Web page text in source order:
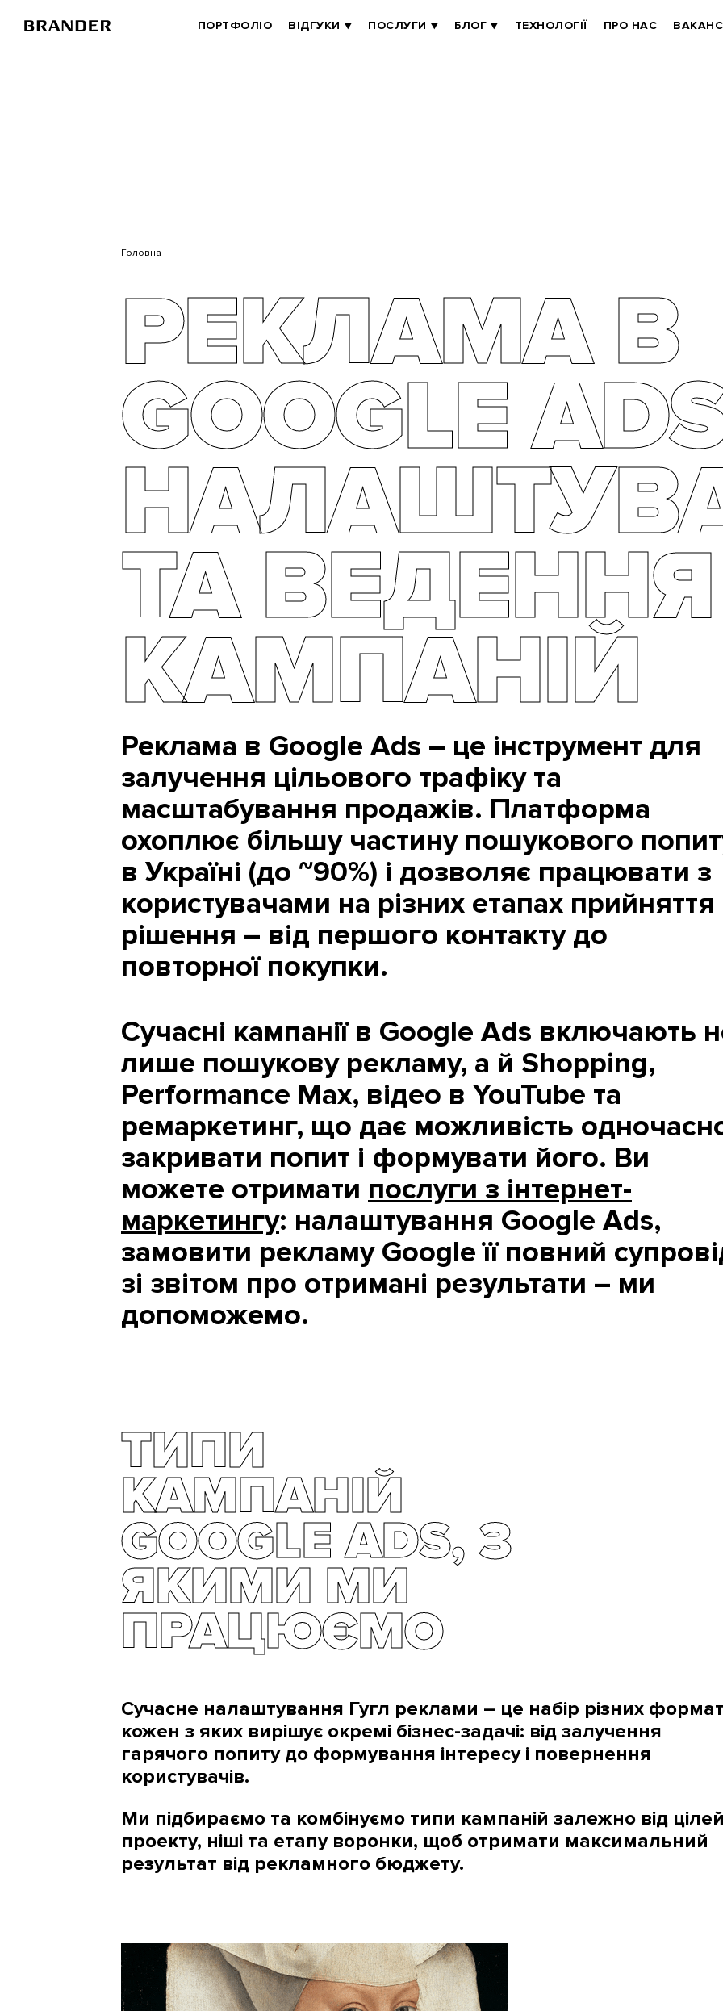
BRANDER
ПОРТФОЛІО ВІДГУКИ ПОСЛУГИ БЛОГ ТЕХНОЛОГІЇ ПРО НАС
Головна
РЕКЛАМА В
GOOGLE
ТА ВЕДЕННЯ
КАМПАНІЙ
Реклама в Google Ads – це інструмент для
залучення цільового трафіку та
масштабування продажів. Платформа
охоплює більшу частину пошукового
в Україні (до ~90%) і дозволяє працювати з
користувачами на різних етапах прийняття
рішення – від першого контакту до
повторної покупки.
Сучасні кампанії в Google Ads включають
лише пошукову рекламу, а й Shopping,
Performance Max, відео в YouTube та
ремаркетинг, що дає можливість
закривати попит і формувати його. Ви
можете отримати послуги з інтернет-
маркетингу: налаштування Google Ads,
замовити рекламу Google її повний
зі звітом про отримані результати – ми
допоможемо.
ТИПИ
КАМПАНІЙ
GOOGLE ADS, З
ЯКИМИ МИ
ПРАЦЮЄМО
Сучасне налаштування Гугл реклами – це набір різних
кожен з яких вирішує окремі бізнес-задачі: від залучення
гарячого попиту до формування інтересу і повернення
користувачів.
Ми підбираємо та комбінуємо типи кампаній залежно від
проекту, ніші та етапу воронки, щоб отримати максимальний
результат від рекламного бюджету.